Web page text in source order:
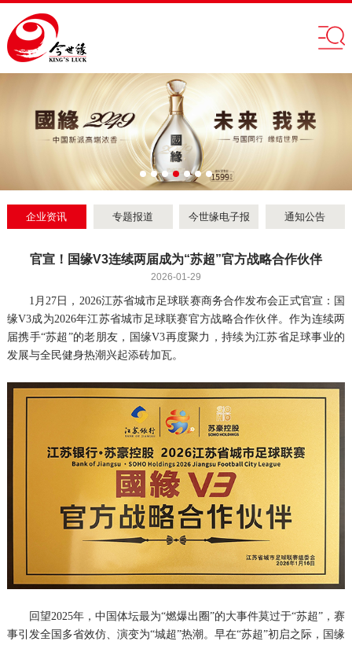
企业资讯 专题报道 今世缘电子报 通知公告
官宣！国缘V3连续两届成为“苏超”官方战略合作伙伴
2026-01-29
1月27日，2026江苏省城市足球联赛商务合作发布会正式官宣：国
缘V3成为2026年江苏省城市足球联赛官方战略合作伙伴。作为连续两
届携手“苏超”的老朋友，国缘V3再度聚力，持续为江苏省足球事业的
发展与全民健身热潮兴起添砖加瓦。
回望2025年，中国体坛最为“燃爆出圈”的大事件莫过于“苏超”，赛
事引发全国多省效仿、演变为“城超”热潮。早在“苏超”初启之际，国缘